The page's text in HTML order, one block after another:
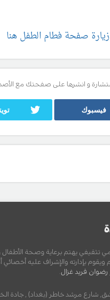
صفحة فطام الطفل هنا
و انشرها على صفحتك مع
فيسبوك
تثقيفي يهتم برعاية وصحة الأطفال
ويقوم بإدارته والإشراف عليه
رضوان فريد غزال
شارع مرشد خاطر (بغداد) , جادة